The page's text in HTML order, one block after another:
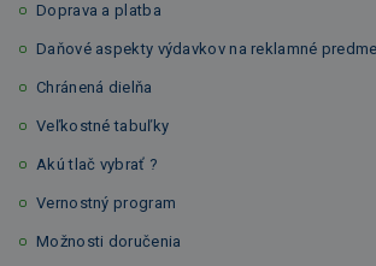
Doprava a platba
Daňové aspekty výdavkov na reklamné
Chránená dielňa
Veľkostné tabuľky
Akú tlač vybrať ?
Vernostný program
Možnosti doručenia